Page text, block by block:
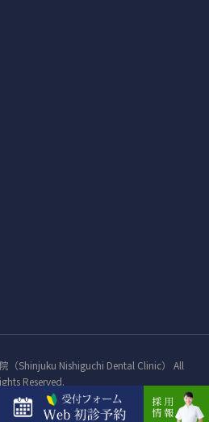
（Shinjuku Nishiguchi Dental Clinic） All
Reserved.